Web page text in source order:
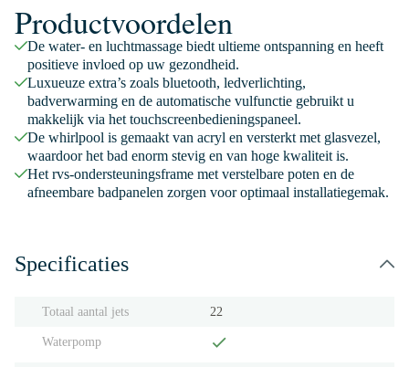
Productvoordelen
De water- en luchtmassage biedt ultieme ontspanning en heeft
positieve invloed op uw gezondheid.
Luxueuze extra’s zoals bluetooth, ledverlichting,
badverwarming en de automatische vulfunctie gebruikt u
makkelijk via het touchscreenbedieningspaneel.
De whirlpool is gemaakt van acryl en versterkt met glasvezel,
waardoor het bad enorm stevig en van hoge kwaliteit is.
Het rvs-ondersteuningsframe met verstelbare poten en de
afneembare badpanelen zorgen voor optimaal installatiegemak.
Specificaties
Totaal aantal jets 22
Waterpomp